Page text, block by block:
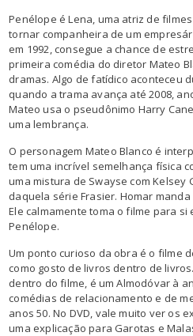
Penélope é Lena, uma atriz de
tornar companheira de um
em 1992, consegue a chance de
primeira comédia do diretor Mateo
dramas. Algo de fatídico aconteceu
quando a trama avança até 2008,
Mateo usa o pseudônimo Harry
uma lembrança.
O personagem Mateo Blanco é
tem uma incrível semelhança física
uma mistura de Swayse com Kelsey
daquela série Frasier. Homar
Ele calmamente toma o filme para
Penélope.
Um ponto curioso da obra é o filme
como gosto de livros dentro de
dentro do filme, é um Almodóvar à
comédias de relacionamento e de
anos 50. No DVD, vale muito ver os
uma explicação para Garotas e